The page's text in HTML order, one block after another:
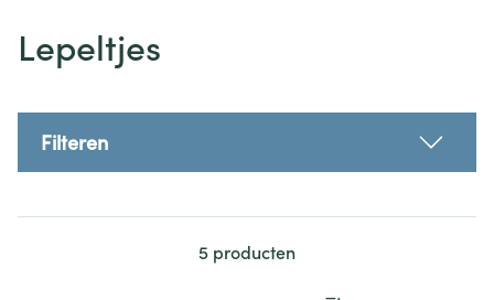
Lepeltjes
Filteren
5 producten